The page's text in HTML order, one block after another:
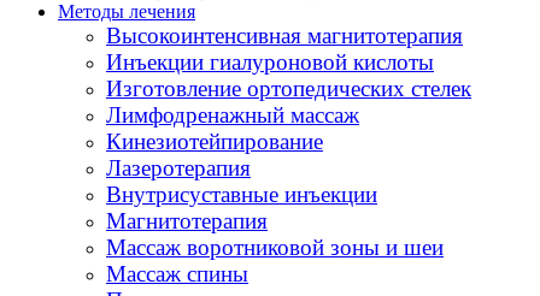
Методы лечения
Высокоинтенсивная магнитотерапия
Инъекции гиалуроновой кислоты
Изготовление ортопедических стелек
Лимфодренажный массаж
Кинезиотейпирование
Лазеротерапия
Внутрисуставные инъекции
Магнитотерапия
Массаж воротниковой зоны и шеи
Массаж спины